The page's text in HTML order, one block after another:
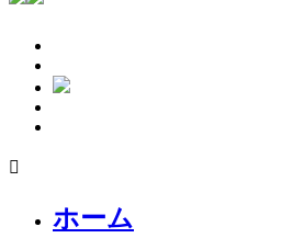

ホーム